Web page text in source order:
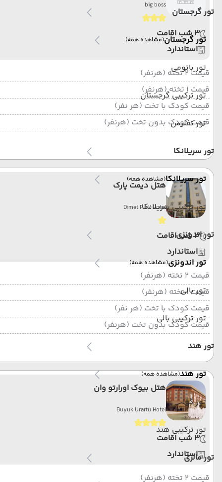
تور گرجستان
تور گرجستان(مشاهده همه)
تور باتومی
تور ترکیبی گرجستان
تور تفلیس
تور سریلانکا
تور سریلانکا(مشاهده همه)
تور ترکیبی سریلانکا
تور اندونزی
تور اندونزی(مشاهده همه)
تور بالی
تور ترکیبی بالی
تور هند
تور هند(مشاهده همه)
تور گوا
تور ترکیبی هند
تور مالزی
big boss
3 شب اقامت
استاندارد
قیمت 2 تخته (هرنفر)
قیمت 1 تخته (هرنفر)
قیمت کودک با تخت (هر نفر)
قیمت کودک بدون تخت (هرنفر)
هتل دیمت پارک
Dimet Park Hotel
3 شب اقامت
استاندارد
قیمت 2 تخته (هرنفر)
قیمت 1 تخته (هرنفر)
قیمت کودک با تخت (هر نفر)
قیمت کودک بدون تخت (هرنفر)
هتل بیوک اورارتو وان
Buyuk Urartu Hotel
3 شب اقامت
استاندارد
قیمت 2 تخته (هرنفر)